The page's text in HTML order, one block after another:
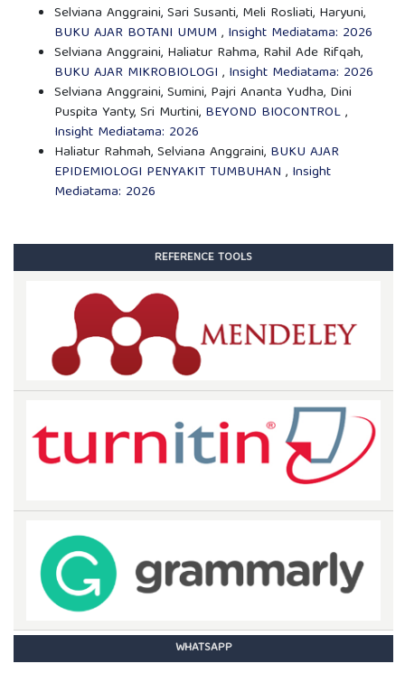
Selviana Anggraini, Sari Susanti, Meli Rosliati, Haryuni,
BUKU AJAR BOTANI UMUM, Insight Mediatama: 2026
Selviana Anggraini, Haliatur Rahma, Rahil Ade Rifqah,
BUKU AJAR MIKROBIOLOGI , Insight Mediatama: 2026
Selviana Anggraini, Sumini, Pajri Ananta Yudha, Dini
Puspita Yanty, Sri Murtini, BEYOND BIOCONTROL,
Insight Mediatama: 2026
Haliatur Rahmah, Selviana Anggraini, BUKU AJAR
EPIDEMIOLOGI PENYAKIT TUMBUHAN , Insight
Mediatama: 2026
REFERENCE TOOLS
WHATSAPP